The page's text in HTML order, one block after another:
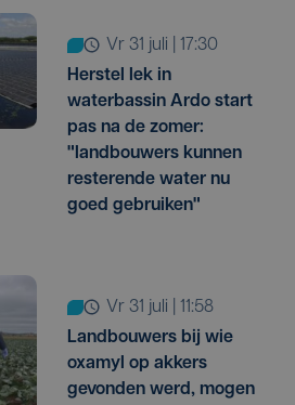
vr 31 juli | 17:30
Herstel lek in
waterbassin Ardo start
pas na de zomer:
"landbouwers kunnen
resterende water nu
goed gebruiken"
vr 31 juli | 11:58
Landbouwers bij wie
oxamyl op akkers
gevonden werd, mogen